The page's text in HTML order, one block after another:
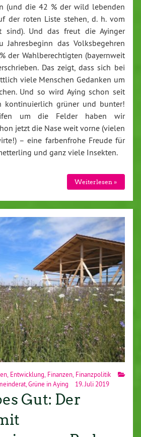
(und die 42 % der wild lebenden
der roten Liste stehen, d. h. vom
sind). Und das freut die Ayinger
Jahresbeginn das Volksbegehren
der Wahlberechtigten (bayernweit
Das zeigt, dass sich bei
viele Menschen Gedanken um
Und so wird Aying schon seit
kontinuierlich grüner und bunter!
um die Felder haben wir
jetzt die Nase weit vorne (vielen
– eine farbenfrohe Freude für
und ganz viele Insekten.
Weiterlesen »
, Entwicklung, Finanzen, Finanzpolitik
,Grüne in Aying 19. Juli 2019
Gut: Der